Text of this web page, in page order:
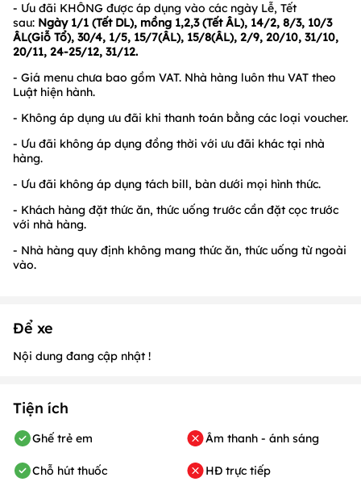
- Ưu đãi KHÔNG được áp dụng vào các ngày Lễ, Tết
sau: Ngày 1/1 (Tết DL), mồng 1,2,3 (Tết ÂL), 14/2, 8/3, 10/3
ÂL(Giỗ Tổ), 30/4, 1/5, 15/7(ÂL), 15/8(ÂL), 2/9, 20/10, 31/10,
20/11, 24-25/12, 31/12.
- Giá menu chưa bao gồm VAT. Nhà hàng luôn thu VAT theo
Luật hiện hành.
- Không áp dụng ưu đãi khi thanh toán bằng các loại voucher.
- Ưu đãi không áp dụng đồng thời với ưu đãi khác tại nhà
hàng.
- Ưu đãi không áp dụng tách bill, bàn dưới mọi hình thức.
- Khách hàng đặt thức ăn, thức uống trước cần đặt cọc trước
với nhà hàng.
- Nhà hàng quy định không mang thức ăn, thức uống từ ngoài
vào.
Để xe
Nội dung đang cập nhật !
Tiện ích
Ghế trẻ em
Chỗ hút thuốc
Âm thanh - ánh sáng
HĐ trực tiếp